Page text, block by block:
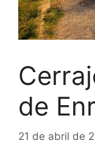
de
21 de abril de